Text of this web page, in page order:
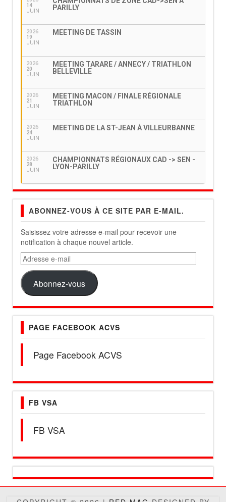
14
JUIN
PARILLY
2026
19
JUIN
MEETING DE TASSIN
2026
20
JUIN
MEETING TARARE / ANNECY / TRIATHLON
BELLEVILLE
2026
21
JUIN
MEETING MACON / FINALE RÉGIONALE
TRIATHLON
2026
24
JUIN
MEETING DE LA ST-JEAN À VILLEURBANNE
2026
28
JUIN
CHAMPIONNATS RÉGIONAUX CAD -> SEN -
LYON-PARILLY
ABONNEZ-VOUS À CE SITE PAR E-MAIL.
Saisissez votre adresse e-mail pour recevoir une
notification à chaque nouvel article.
Adresse
e-
mail
Abonnez-vous
PAGE FACEBOOK ACVS
Page Facebook ACVS
FB VSA
FB VSA